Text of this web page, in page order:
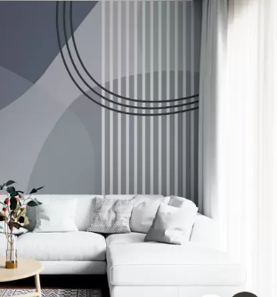
Bildformat
Weiß & Blau
Smart